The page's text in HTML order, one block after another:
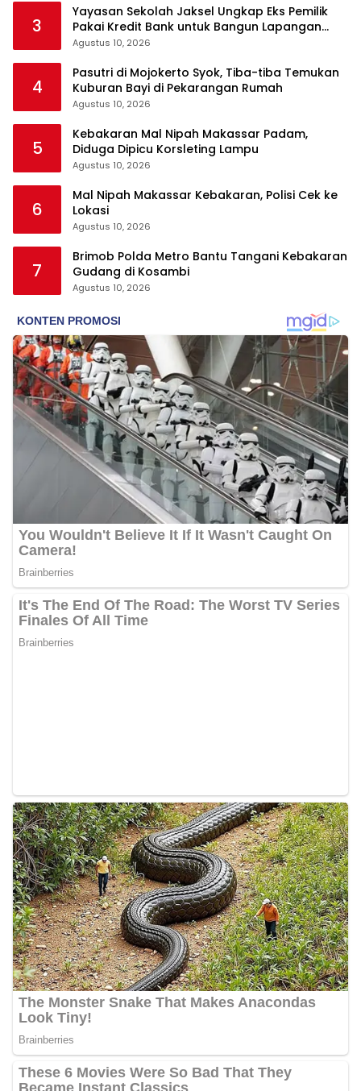
3
Yayasan Sekolah Jaksel Ungkap Eks Pemilik
Pakai Kredit Bank untuk Bangun Lapangan
Padel
Agustus 10, 2026
4
Pasutri di Mojokerto Syok, Tiba-tiba Temukan
Kuburan Bayi di Pekarangan Rumah
Agustus 10, 2026
5
Kebakaran Mal Nipah Makassar Padam,
Diduga Dipicu Korsleting Lampu
Agustus 10, 2026
6
Mal Nipah Makassar Kebakaran, Polisi Cek ke
Lokasi
Agustus 10, 2026
7
Brimob Polda Metro Bantu Tangani Kebakaran
Gudang di Kosambi
Agustus 10, 2026